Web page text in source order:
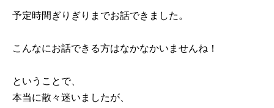
予定時間ぎりぎりまでお話できました。
こんなにお話できる方はなかなかいませんね！
ということで、
本当に散々迷いましたが、